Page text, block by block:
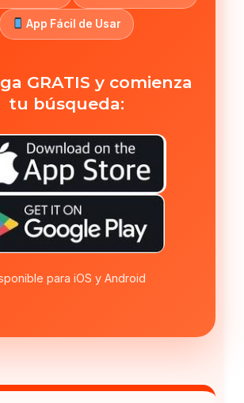
App Fácil de Usar
GRATIS y comienza
tu búsqueda:
para iOS y Android